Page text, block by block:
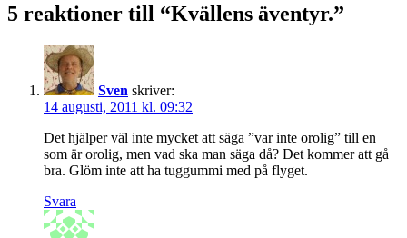
5 reaktioner till “Kvällens äventyr.”
Sven skriver:
14 augusti, 2011 kl. 09:32
Det hjälper väl inte mycket att säga ”var inte orolig” till en
som är orolig, men vad ska man säga då? Det kommer att gå
bra. Glöm inte att ha tuggummi med på flyget.
Svara